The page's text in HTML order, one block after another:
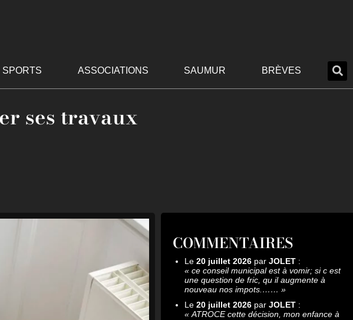
SPORTS ASSOCIATIONS SAUMUR BRÈVES
ses travaux
COMMENTAIRES
Le 20 juillet 2026 par JOLET :
« ce conseil municipal est à vomir; si c est
une question de fric, qu il augmente à
nouveau nos impots.…… »
Le 20 juillet 2026 par JOLET :
« ATROCE cette décision, mon enfance à